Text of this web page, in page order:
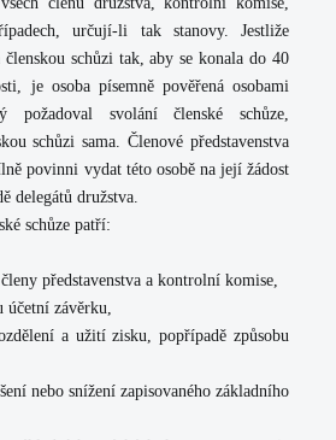
určují-li tak stanovy. Jestliže
členskou schůzi tak, aby se konala do 40
je osoba písemně pověřená osobami
požadoval svolání členské schůze,
schůzi sama. Členové představenstva
povinni vydat této osobě na její žádost
delegátů družstva.
schůze patří:
představenstva a kontrolní komise,
účetní závěrku,
a užití zisku, popřípadě způsobu
nebo snížení zapisovaného základního